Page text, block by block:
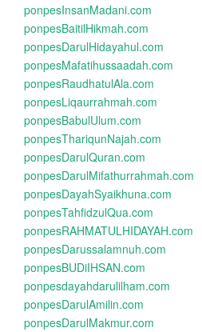
ponpesInsanMadani.com
ponpesBaitilHikmah.com
ponpesDarulHidayahul.com
ponpesMafatihussaadah.com
ponpesRaudhatulAla.com
ponpesLiqaurrahmah.com
ponpesBabulUlum.com
ponpesThariqunNajah.com
ponpesDarulQuran.com
ponpesDarulMifathurrahmah.com
ponpesDayahSyaikhuna.com
ponpesTahfidzulQua.com
ponpesRAHMATULHIDAYAH.com
ponpesDarussalamnuh.com
ponpesBUDiIHSAN.com
ponpesdayahdarulilham.com
ponpesDarulAmilin.com
ponpesDarulMakmur.com